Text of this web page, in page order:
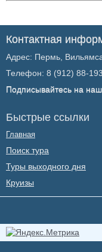
Контактная
Адрес: Пермь,
Телефон: 8 (912) 88-
Подписывайтесь на наш
Быстрые ссылки
Главная
Поиск тура
Туры выходного дня
Круизы